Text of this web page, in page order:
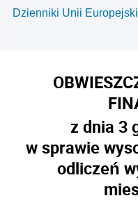
Dzienniki Unii
z dnia 3
w sprawie
odliczeń